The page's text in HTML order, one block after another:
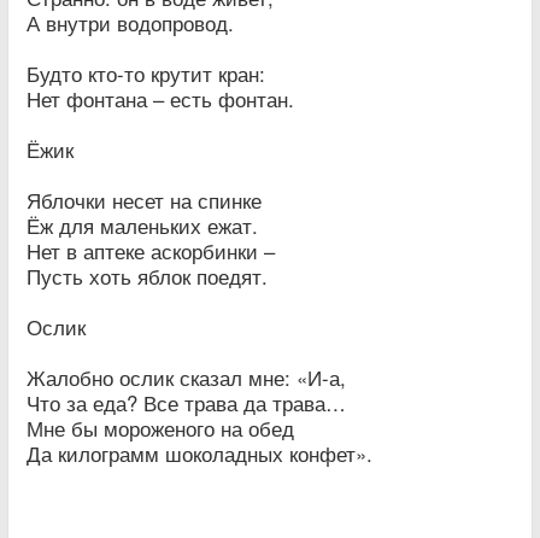
А внутри водопровод.
Будто кто-то крутит кран:
Нет фонтана – есть фонтан.
Ёжик
Яблочки несет на спинке
Ёж для маленьких ежат.
Нет в аптеке аскорбинки –
Пусть хоть яблок поедят.
Ослик
Жалобно ослик сказал мне: «И-а,
Что за еда? Все трава да трава…
Мне бы мороженого на обед
Да килограмм шоколадных конфет».